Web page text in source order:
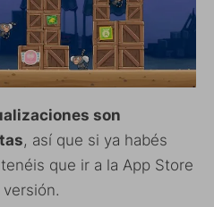
son
, así que si ya habés
que ir a la App Store